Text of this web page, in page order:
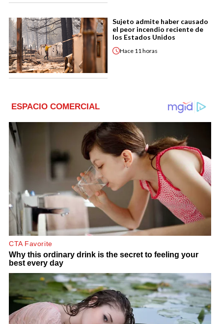
Sujeto admite haber causado
el peor incendio reciente de
los Estados Unidos
Hace 11 horas